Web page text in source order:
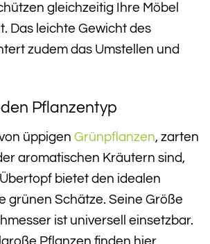
gleichzeitig Ihre Möbel
Das leichte Gewicht des
zudem das Umstellen und
Pflanzentyp
üppigen Grünpflanzen, zarten
aromatischen Kräutern sind,
bietet den idealen
grünen Schätze. Seine Größe
ist universell einsetzbar.
Pflanzen finden hier